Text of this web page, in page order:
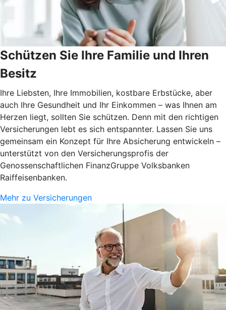
Schützen Sie Ihre Familie und Ihren
Besitz
Ihre Liebsten, Ihre Immobilien, kostbare Erbstücke, aber
auch Ihre Gesundheit und Ihr Einkommen – was Ihnen am
Herzen liegt, sollten Sie schützen. Denn mit den richtigen
Versicherungen lebt es sich entspannter. Lassen Sie uns
gemeinsam ein Konzept für Ihre Absicherung entwickeln –
unterstützt von den Versicherungsprofis der
Genossenschaftlichen FinanzGruppe Volksbanken
Raiffeisenbanken.
Mehr zu Versicherungen